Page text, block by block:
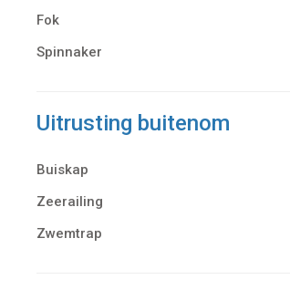
Fok
Spinnaker
Uitrusting buitenom
Buiskap
Zeerailing
Zwemtrap